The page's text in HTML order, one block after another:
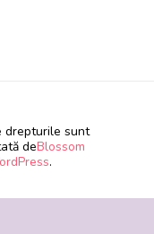
drepturile sunt
deBlossom
.